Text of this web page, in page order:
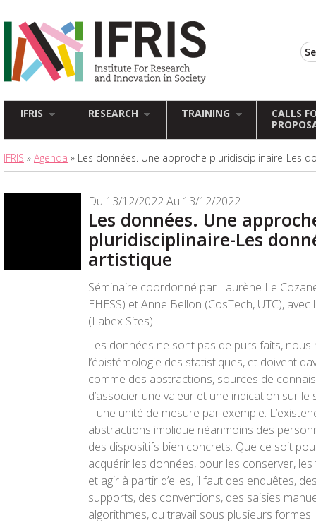
IFRIS RESEARCH TRAINING
CALLS
IFRIS » Agenda » Les données. Une approche pluridisciplinaire-Les
Du 13/12/2022 Au 13/12/2022
Les données. Une
pluridisciplinaire-Les
artistique
Séminaire coordonné par Laurène Le
EHESS) et Anne Bellon (CosTech, UTC), avec
(Labex Sites).
Les données ne sont pas de purs faits, nous
l’épistémologie des statistiques, et doivent
comme des abstractions, sources de
d’associer une valeur et une indication sur
– une unité de mesure par exemple.
abstractions implique néanmoins des
des dispositifs bien concrets. Que ce soit
acquérir les données, pour les conserver,
et agir à partir d’elles, il faut des enquêtes,
supports, des conventions, des saisies
algorithmes, du travail sous plusieurs formes.